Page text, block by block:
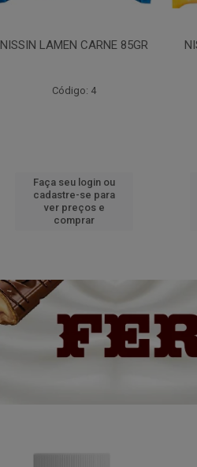
NISSIN LAMEN CARNE 85GR
Código: 4
Faça seu login ou
cadastre-se para
ver preços e
comprar